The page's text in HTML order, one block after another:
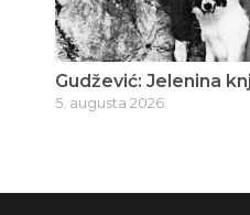
Gudžević: Jelenina
5. augusta 2026.